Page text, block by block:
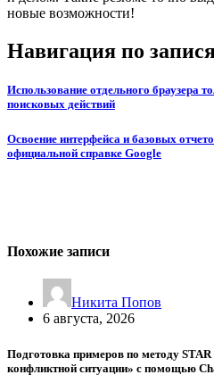
новые возможности!
Навигация по
Использование отдельного браузера
поисковых действий
Освоение интерфейса и базовых
официальной справке Google
Похожие записи
Никита Попов
6 августа, 2026
Подготовка примеров по методу
конфликтной ситуации» с помощью